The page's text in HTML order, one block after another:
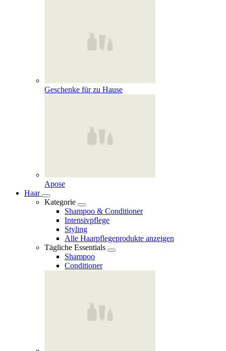
Geschenke für zu Hause
Apose
Haar
Kategorie
Shampoo & Conditioner
Intensivpflege
Styling
Alle Haarpflegeprodukte anzeigen
Tägliche Essentials
Shampoo
Conditioner